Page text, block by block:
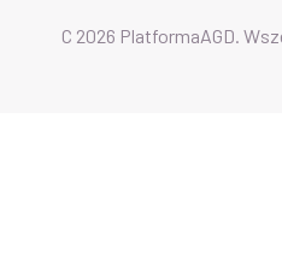
C 2026 PlatformaAGD.